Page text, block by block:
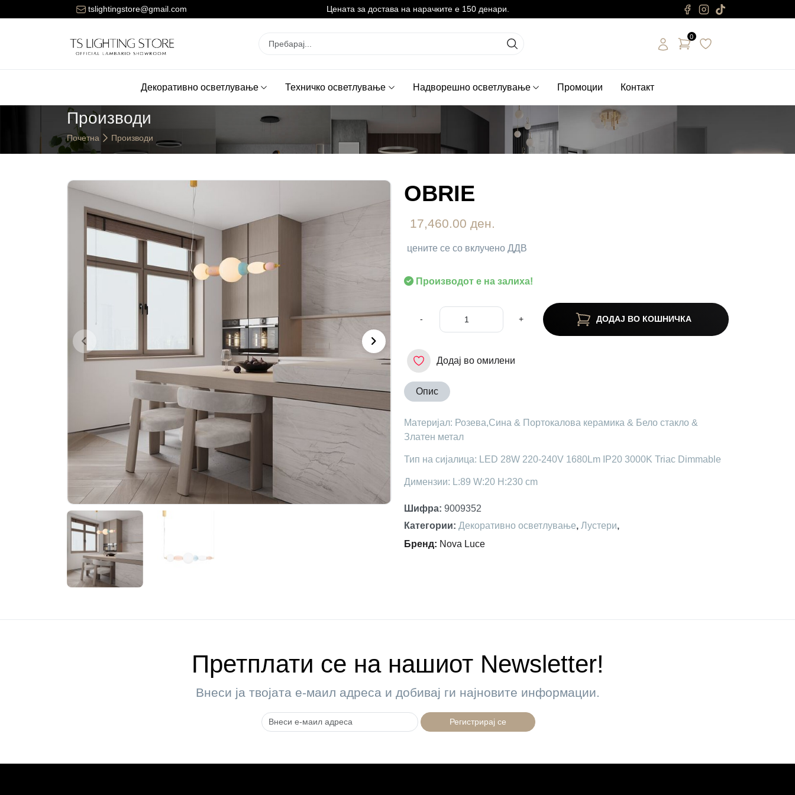
tslightingstore@gmail.com
за достава на нарачките е 150 денари. Цената за достава на нарачките е 150 денари.
0
Декоративно осветлување Техничко осветлување Надворешно осветлување Промоции Контакт
Производи
Почетна Производи
OBRIE
17,460.00 ден.
цените се со вклучено ДДВ
Производот е на залиха!
- + ДОДАЈ ВО КОШНИЧКА
Додај во омилени
Опис
Материјал: Розева,Сина & Портокалова керамика & Бело стакло &
Златен метал
Тип на сијалица: LED 28W 220-240V 1680Lm IP20 3000K Triac Dimmable
Димензии: L:89 W:20 H:230 cm
Шифра: 9009352
Категории: Декоративно осветлување, Лустери,
Бренд: Nova Luce
Претплати се на нашиот Newsletter!
Внеси ја твојата е-маил адреса и добивај ги најновите информации.
Регистрирај се